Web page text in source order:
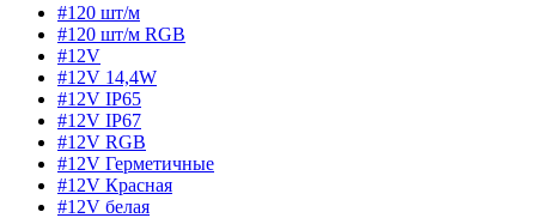
#120 шт/м
#120 шт/м RGB
#12V
#12V 14,4W
#12V IP65
#12V IP67
#12V RGB
#12V Герметичные
#12V Красная
#12V белая